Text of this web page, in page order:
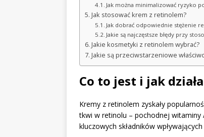
Jak można minimalizować ryzyko
Jak stosować krem z retinolem?
Jak dobrać odpowiednie stężenie
Jakie są najczęstsze błędy przy
Jakie kosmetyki z retinolem wybrać?
Jakie są przeciwstarzeniowe
Co to jest i jak
Kremy z retinolem zyskały
tkwi w retinolu – pochodnej witaminy
kluczowych składników